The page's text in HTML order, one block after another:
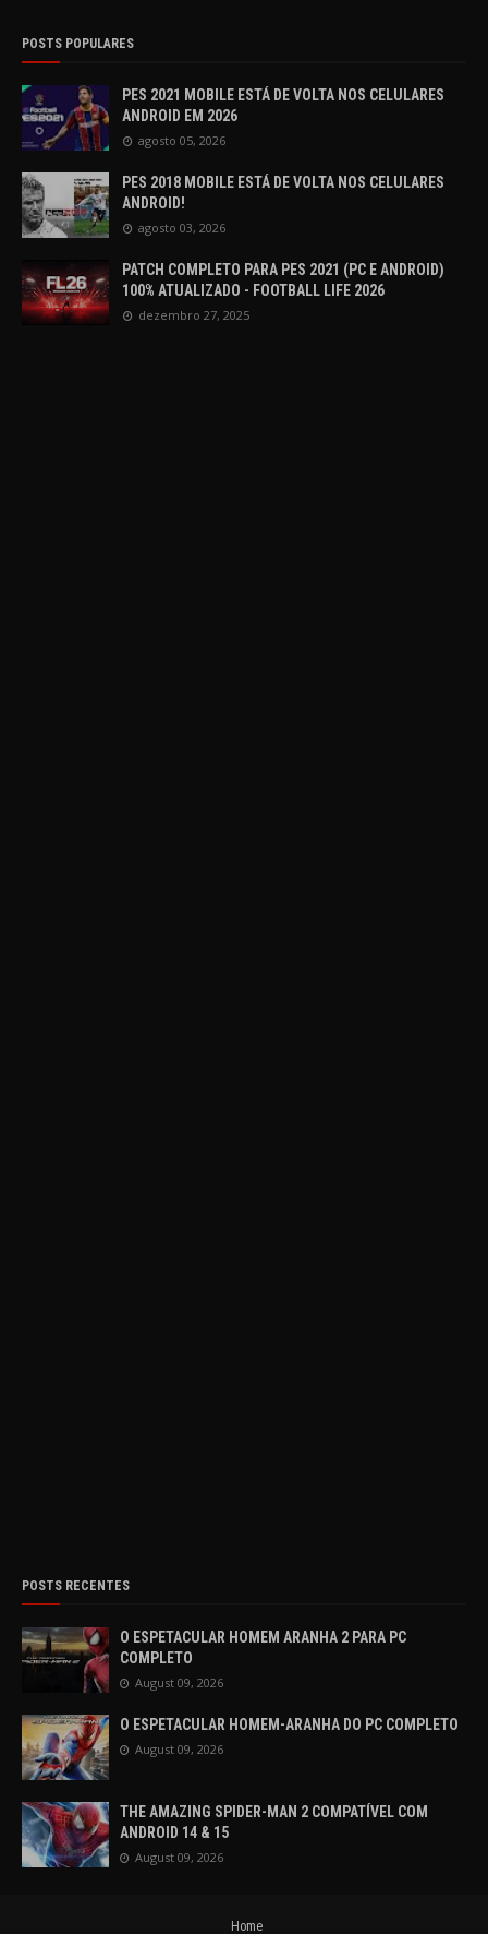
POSTS POPULARES
PES 2021 MOBILE ESTÁ DE VOLTA NOS CELULARES
ANDROID EM 2026
agosto 05, 2026
PES 2018 MOBILE ESTÁ DE VOLTA NOS CELULARES
ANDROID!
agosto 03, 2026
PATCH COMPLETO PARA PES 2021 (PC E ANDROID)
100% ATUALIZADO - FOOTBALL LIFE 2026
dezembro 27, 2025
POSTS RECENTES
O ESPETACULAR HOMEM ARANHA 2 PARA PC
COMPLETO
August 09, 2026
O ESPETACULAR HOMEM-ARANHA DO PC COMPLETO
August 09, 2026
THE AMAZING SPIDER-MAN 2 COMPATÍVEL COM
ANDROID 14 & 15
August 09, 2026
Home